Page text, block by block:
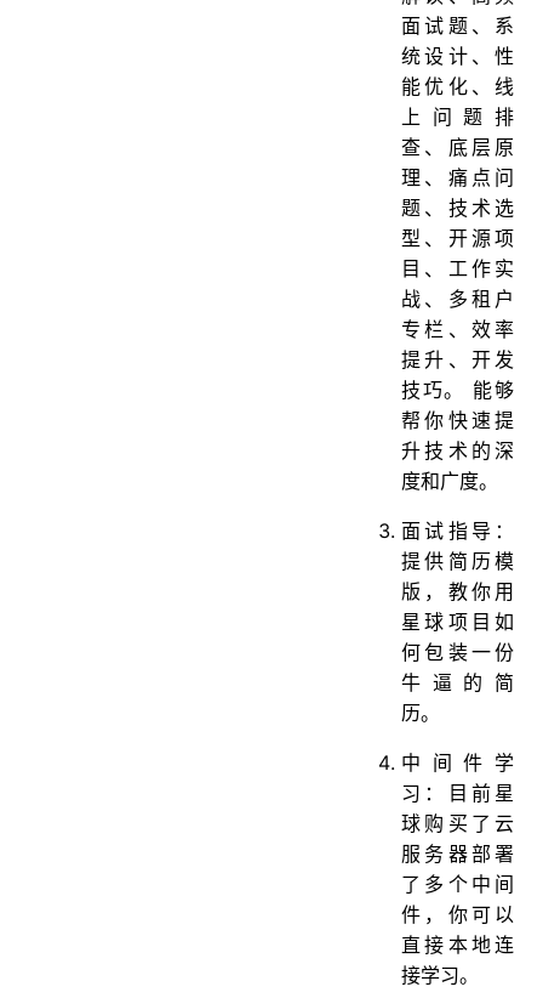
面试题、系
统设计、性
能优化、线
上问题排
查、底层原
理、痛点问
题、技术选
型、开源项
目、工作实
战、多租户
专栏、效率
提升、开发
技巧。 能够
帮你快速提
升技术的深
度和广度。
面试指导：
提供简历模
版，教你用
星球项目如
何包装一份
牛逼的简
历。
中间件学
习：目前星
球购买了云
服务器部署
了多个中间
件，你可以
直接本地连
接学习。